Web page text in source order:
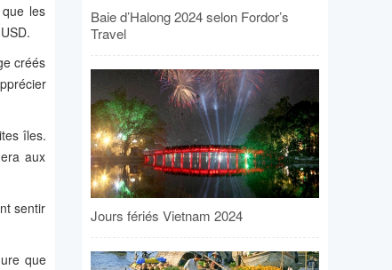
les
créés
îles.
aux
sentir
que
Baie d’Halong 2024 selon Fordor’s
Travel
Jours fériés Vietnam 2024